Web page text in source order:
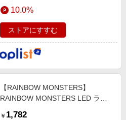
10.0%
ストアにすすむ
【RAINBOW MONSTERS】
RAINBOW MONSTERS LED ライ
￥ 1,782